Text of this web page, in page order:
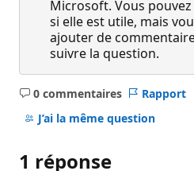
Microsoft. Vous
si elle est utile, mais
ajouter de
suivre la question.
0 commentaires
Aucun
commentaire
Rapport
J’ai la même question
1 réponse